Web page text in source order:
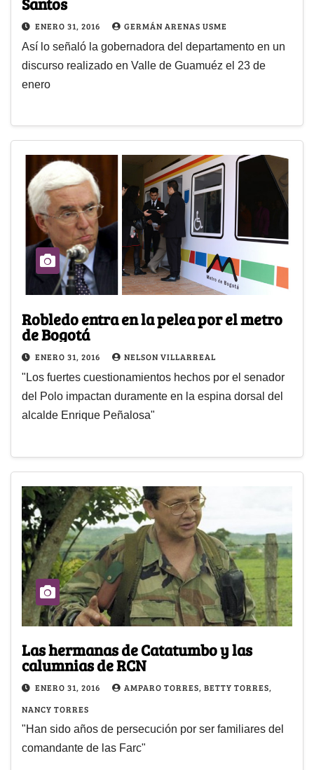
ENERO 31, 2016 GERMÁN ARENAS USME
Así lo señaló la gobernadora del departamento en un
discurso realizado en Valle de Guamuéz el 23 de
enero
Robledo entra en la pelea por el metro
de Bogotá
ENERO 31, 2016 NELSON VILLARREAL
"Los fuertes cuestionamientos hechos por el senador
del Polo impactan duramente en la espina dorsal del
alcalde Enrique Peñalosa"
Las hermanas de Catatumbo y las
calumnias de RCN
ENERO 31, 2016
AMPARO TORRES, BETTY TORRES,
NANCY TORRES
"Han sido años de persecución por ser familiares del
comandante de las Farc"